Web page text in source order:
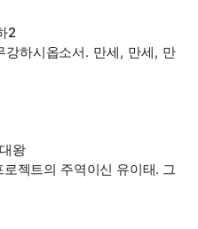
2
강하시옵소서. 만세, 만세, 만
왕
젝트의 주역이신 유이태. 그